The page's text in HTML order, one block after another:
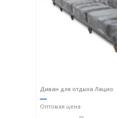
Диван для отдыха Лацио
—
Оптовая цена